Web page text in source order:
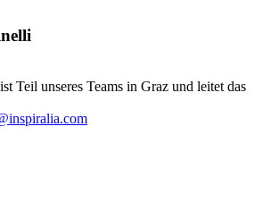
Teil unseres Teams in Graz und leitet das